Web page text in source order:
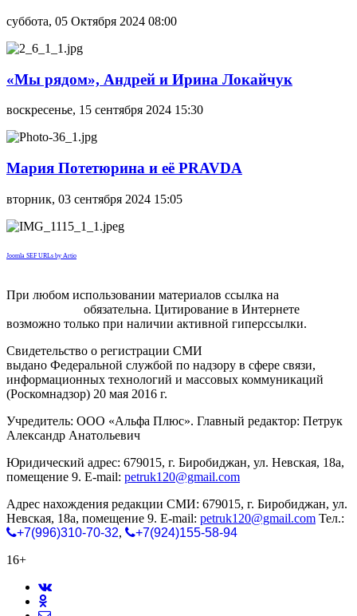
суббота, 05 Октября 2024 08:00
«Мы рядом», Андрей и Ирина Локайчук
воскресенье, 15 сентября 2024 15:30
Мария Потетюрина и её PRAVDA
вторник, 03 сентября 2024 15:05
Joomla SEF URLs by Artio
При любом использовании материалов ссылка на
обязательна. Цитирование в Интернете
возможно только при наличии активной гиперссылки.
Свидетельство о регистрации СМИ
выдано Федеральной службой по надзору в сфере связи,
информационных технологий и массовых коммуникаций
(Роскомнадзор) 20 мая 2016 г.
Учредитель: ООО «Альфа Плюс». Главный редактор: Петрук
Александр Анатольевич
Юридический адрес: 679015, г. Биробиджан, ул. Невская, 18а,
помещение 9. E-mail: petruk120@gmail.com
Адрес нахождения редакции СМИ: 679015, г. Биробиджан, ул.
Невская, 18а, помещение 9. E-mail: petruk120@gmail.com Тел.:
+7(996)310-70-32,
+7(924)155-58-94
16+